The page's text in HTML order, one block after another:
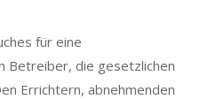
für eine
Betreiber, die gesetzlichen
Errichtern, abnehmenden